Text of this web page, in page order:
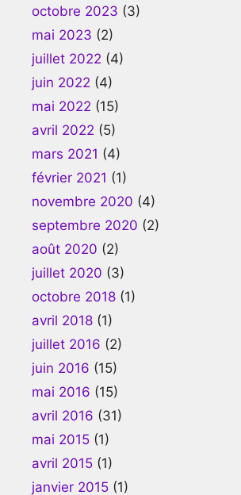
octobre 2023 (3)
mai 2023 (2)
juillet 2022 (4)
juin 2022 (4)
mai 2022 (15)
avril 2022 (5)
mars 2021 (4)
février 2021 (1)
novembre 2020 (4)
septembre 2020 (2)
août 2020 (2)
juillet 2020 (3)
octobre 2018 (1)
avril 2018 (1)
juillet 2016 (2)
juin 2016 (15)
mai 2016 (15)
avril 2016 (31)
mai 2015 (1)
avril 2015 (1)
janvier 2015 (1)